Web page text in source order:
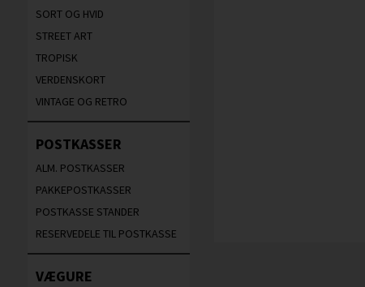
SORT OG HVID
STREET ART
TROPISK
VERDENSKORT
VINTAGE OG RETRO
POSTKASSER
ALM. POSTKASSER
PAKKEPOSTKASSER
POSTKASSE STANDER
RESERVEDELE TIL POSTKASSE
VÆGURE